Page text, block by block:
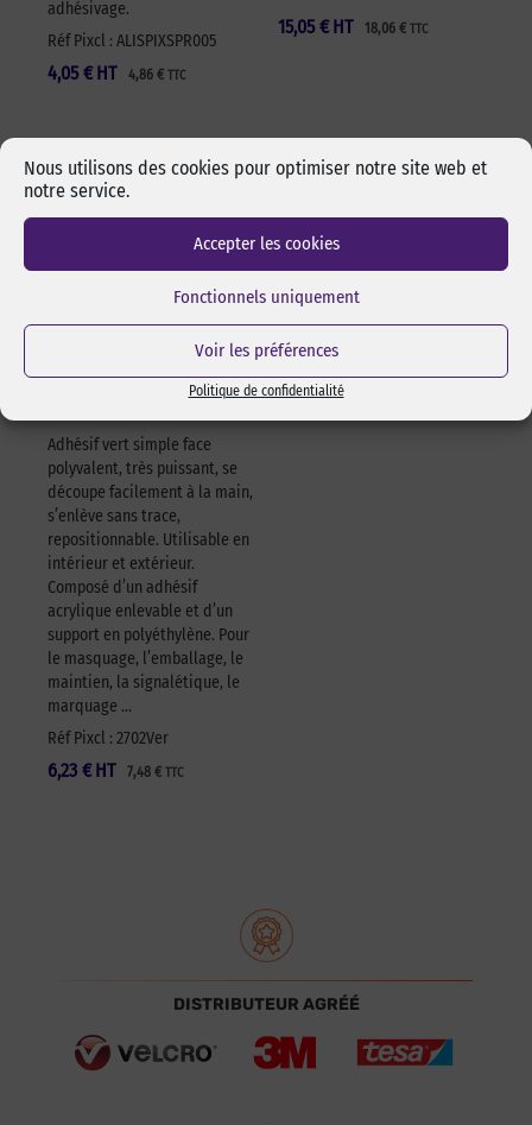
Nous utilisons des cookies pour optimiser notre site web et
notre service.
Accepter les cookies
Fonctionnels uniquement
Voir les préférences
Politique de confidentialité
adhésivage.
Réf Pixcl : ALISPIXSPR005
4,05 € 4,86 € TTC
HT
15,05 € 18,06 € TTC
HT
Adhésif polyvalent
vert 622 – 50mm x
Adhésif vert simple face
polyvalent, très puissant, se
découpe facilement à la main,
s’enlève sans trace,
repositionnable. Utilisable en
intérieur et extérieur.
Composé d’un adhésif
acrylique enlevable et d’un
support en polyéthylène. Pour
le masquage, l’emballage, le
maintien, la signalétique, le
marquage …
Réf Pixcl : 2702Ver
6,23 € 7,48 € TTC
HT
DISTRIBUTEUR AGRÉÉ